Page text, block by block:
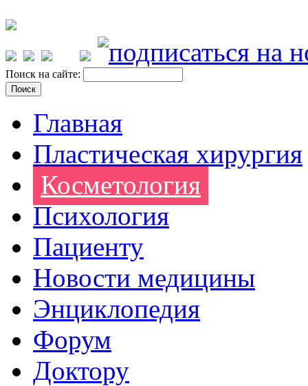
Поиск на сайте:
Главная
Пластическая хирургия
Косметология
Психология
Пациенту
Новости медицины
Энциклопедия
Форум
Доктору